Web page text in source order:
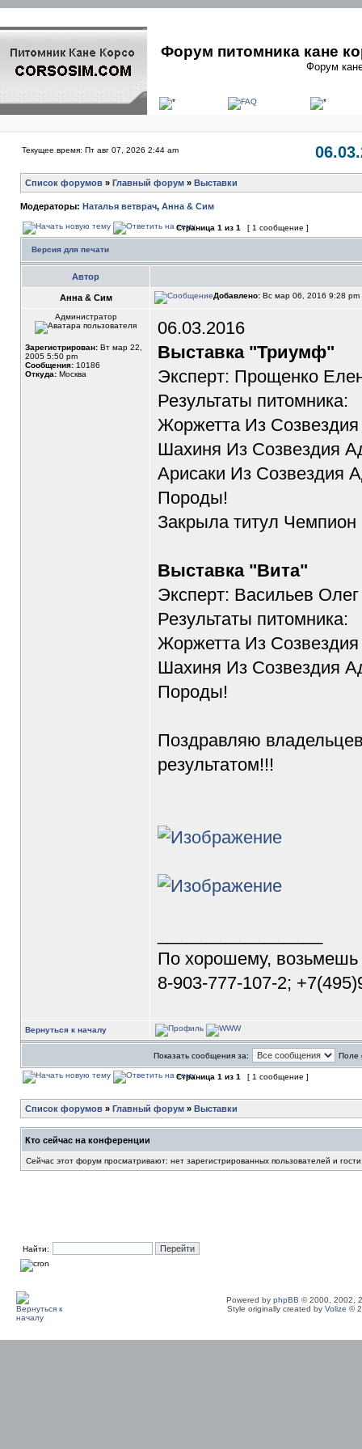
Форум питомника кане
Форум
Текущее время: Пт авг 07, 2026 2:44 am
Список форумов » Главный форум » Выставки
Модераторы: Наталья ветврач, Анна & Сим
Страница 1 из 1 [ 1 сообщение ]
Версия для печати
Автор
Анна & Сим Добавлено: Вс мар 06, 2016 9:28 pm
Администратор
Зарегистрирован: Вт мар 22,
2005 5:50 pm
Сообщения: 10186
Откуда: Москва
06.03.2016
Выставка "Триумф"
Эксперт: Прощенко
Результаты питомника:
Жоржетта Из
Шахиня Из Созвездия
Арисаки Из Созвездия
Породы!
Закрыла титул Чемпион
Выставка "Вита"
Эксперт: Васильев
Результаты питомника:
Жоржетта Из
Шахиня Из Созвездия
Породы!
Поздравляю
результатом!!!
По хорошему,
8-903-777-107-2;
Вернуться к началу
Показать сообщения за: Поле
Страница 1 из 1 [ 1 сообщение ]
Список форумов » Главный форум » Выставки
Кто сейчас на конференции
Сейчас этот форум просматривают: нет зарегистрированных пользователей и
Найти:
Powered by phpBB © 2000, 2002,
Style originally created by Volize ©